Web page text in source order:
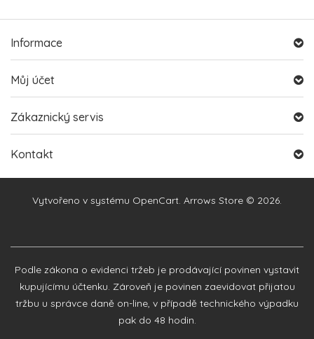
Informace
Můj účet
Zákaznický servis
Kontakt
Vytvořeno v systému OpenCart. Arrows Store © 2026.
Podle zákona o evidenci tržeb je prodávající povinen vystavit
kupujícímu účtenku. Zároveň je povinen zaevidovat přijatou
tržbu u správce daně on-line, v případě technického výpadku
pak do 48 hodin.